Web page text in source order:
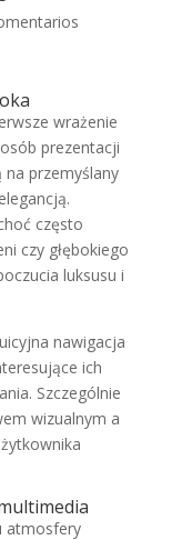
wrażenie
prezentacji
przemyślany
często
czy głębokiego
luksusu i
nawigacja
ich
Szczególnie
wizualnym a
atmosfery